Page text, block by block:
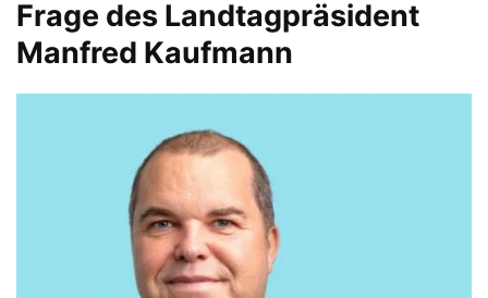
Frage des Landtagpräsident
Manfred Kaufmann